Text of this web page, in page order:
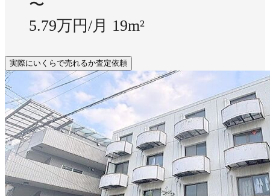
〜
5.79万円/月 19m²
実際にいくらで売れるか査定依頼